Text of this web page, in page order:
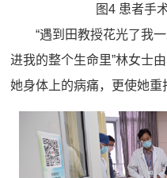
图4 患者手
“遇到田教授花光了我
进我的整个生命里”林女士
她身体上的病痛，更使她重